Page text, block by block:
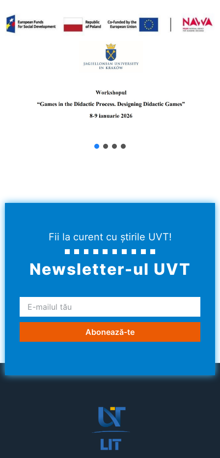
Fii la curent cu știrile UVT!
Newsletter-ul UVT
Abonează-te